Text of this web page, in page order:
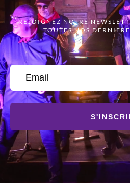
REJOIGNEZ NOTRE
TOUTES NOS